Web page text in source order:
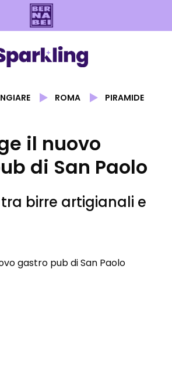
ROMA PIRAMIDE
il nuovo
di San Paolo
tra birre artigianali e